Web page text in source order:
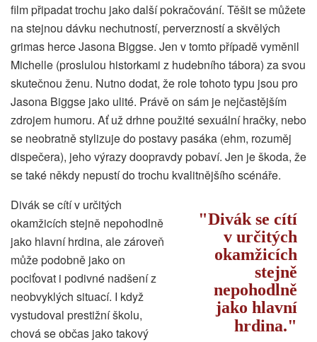
film připadat trochu jako další pokračování. Těšit se můžete
na stejnou dávku nechutností, perverzností a skvělých
grimas herce Jasona Biggse. Jen v tomto případě vyměnil
Michelle (proslulou historkami z hudebního tábora) za svou
skutečnou ženu. Nutno dodat, že role tohoto typu jsou pro
Jasona Biggse jako ulité. Právě on sám je nejčastějším
zdrojem humoru. Ať už drhne použité sexuální hračky, nebo
se neobratně stylizuje do postavy pasáka (ehm, rozuměj
dispečera), jeho výrazy doopravdy pobaví. Jen je škoda, že
se také někdy nepustí do trochu kvalitnějšího scénáře.
Divák se cítí
v určitých
okamžicích
stejně
nepohodlně
jako hlavní
hrdina.
Divák se cítí v určitých
okamžicích stejně nepohodlně
jako hlavní hrdina, ale zároveň
může podobně jako on
pociťovat i podivné nadšení z
neobvyklých situací. I když
vystudoval prestižní školu,
chová se občas jako takový